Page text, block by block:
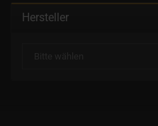
Hersteller